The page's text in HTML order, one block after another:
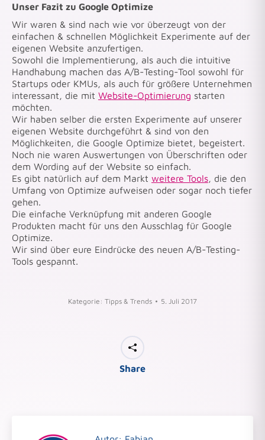
Unser Fazit zu Google Optimize
Wir waren & sind nach wie vor überzeugt von der
einfachen & schnellen Möglichkeit Experimente auf der
eigenen Website anzufertigen.
Sowohl die Implementierung, als auch die intuitive
Handhabung machen das A/B-Testing-Tool sowohl für
Startups oder KMUs, als auch für größere Unternehmen
interessant, die mit Website-Optimierung starten
möchten.
Wir haben selber die ersten Experimente auf unserer
eigenen Website durchgeführt & sind von den
Möglichkeiten, die Google Optimize bietet, begeistert.
Noch nie waren Auswertungen von Überschriften oder
dem Wording auf der Website so einfach.
Es gibt natürlich auf dem Markt weitere Tools, die den
Umfang von Optimize aufweisen oder sogar noch tiefer
gehen.
Die einfache Verknüpfung mit anderen Google
Produkten macht für uns den Ausschlag für Google
Optimize.
Wir sind über eure Eindrücke des neuen A/B-Testing-
Tools gespannt.
Kategorie: Tipps & Trends 5. Juli 2017
Share